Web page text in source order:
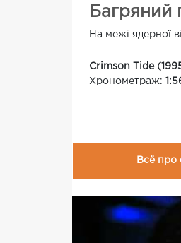
Багряний
На межі ядерної
Crimson Tide
Хронометраж:
Всё про